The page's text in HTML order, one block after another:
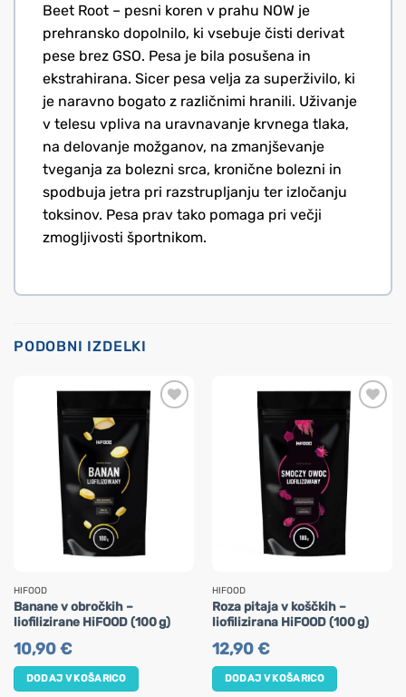
Beet Root – pesni koren v prahu NOW je
prehransko dopolnilo, ki vsebuje čisti derivat
pese brez GSO. Pesa je bila posušena in
ekstrahirana. Sicer pesa velja za superživilo, ki
je naravno bogato z različnimi hranili. Uživanje
v telesu vpliva na uravnavanje krvnega tlaka,
na delovanje možganov, na zmanjševanje
tveganja za bolezni srca, kronične bolezni in
spodbuja jetra pri razstrupljanju ter izločanju
toksinov. Pesa prav tako pomaga pri večji
zmogljivosti športnikom.
PODOBNI IZDELKI
HIFOOD
Banane v obročkih –
liofilizirane HiFOOD (100 g)
10,90€
DODAJ V KOŠARICO
HIFOOD
Roza pitaja v koščkih –
liofilizirana HiFOOD (100 g)
12,90€
DODAJ V KOŠARICO